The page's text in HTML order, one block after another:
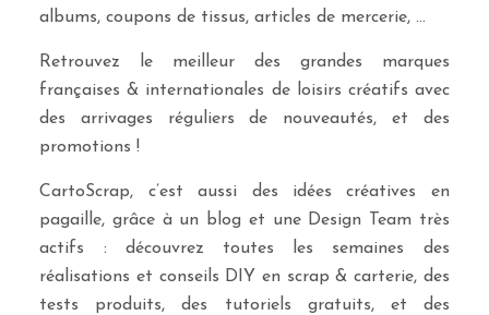
albums, coupons de tissus, articles de mercerie, …
Retrouvez le meilleur des grandes marques
françaises & internationales de loisirs créatifs avec
des arrivages réguliers de nouveautés, et des
promotions !
CartoScrap, c’est aussi des idées créatives en
pagaille, grâce à un blog et une Design Team très
actifs : découvrez toutes les semaines des
réalisations et conseils DIY en scrap & carterie, des
tests produits, des tutoriels gratuits, et des